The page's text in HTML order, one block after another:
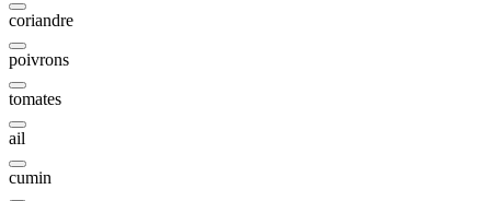
coriandre
poivrons
tomates
ail
cumin